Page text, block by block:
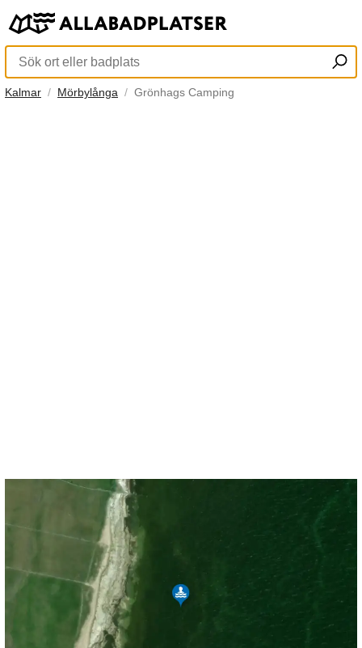
Kalmar Mörbylånga Grönhags Camping